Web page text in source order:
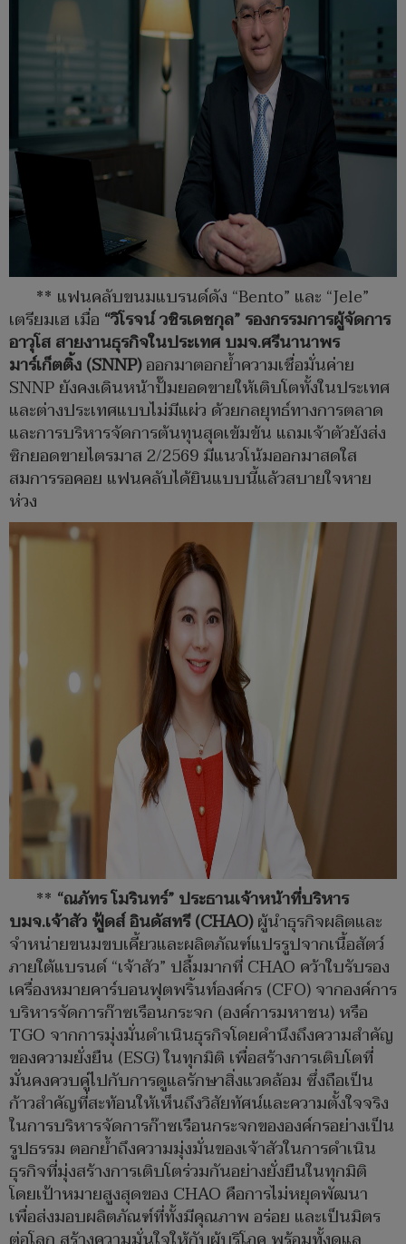
** แฟนคลับขนมแบรนด์ดัง “Bento” และ “Jele”
เตรียมเฮ เมื่อ “วิโรจน์ วชิรเดชกุล” รองกรรมการผู้จัดการ
อาวุโส สายงานธุรกิจในประเทศ บมจ.ศรีนานาพร
มาร์เก็ตติ้ง (SNNP)ออกมาตอกย้ำความเชื่อมั่นค่าย
SNNP ยังคงเดินหน้าปั๊มยอดขายให้เติบโตทั้งในประเทศ
และต่างประเทศแบบไม่มีแผ่ว ด้วยกลยุทธ์ทางการตลาด
และการบริหารจัดการต้นทุนสุดเข้มข้น แถมเจ้าตัวยังส่ง
ซิกยอดขายไตรมาส 2/2569 มีแนวโน้มออกมาสดใส
สมการรอคอย แฟนคลับได้ยินแบบนี้แล้วสบายใจหาย
ห่วง
** “ณภัทร โมรินทร์” ประธานเจ้าหน้าที่บริหาร
บมจ.เจ้าสัว ฟู้ดส์ อินดัสทรี (CHAO)ผู้นำธุรกิจผลิตและ
จำหน่ายขนมขบเคี้ยวและผลิตภัณฑ์แปรรูปจากเนื้อสัตว์
ภายใต้แบรนด์ “เจ้าสัว” ปลื้มมากที่ CHAO คว้าใบรับรอง
เครื่องหมายคาร์บอนฟุตพริ้นท์องค์กร (CFO) จากองค์การ
บริหารจัดการก๊าซเรือนกระจก (องค์การมหาชน) หรือ
TGO จากการมุ่งมั่นดำเนินธุรกิจโดยคำนึงถึงความสำคัญ
ของความยั่งยืน (ESG) ในทุกมิติ เพื่อสร้างการเติบโตที่
มั่นคงควบคู่ไปกับการดูแลรักษาสิ่งแวดล้อม ซึ่งถือเป็น
ก้าวสำคัญที่สะท้อนให้เห็นถึงวิสัยทัศน์และความตั้งใจจริง
ในการบริหารจัดการก๊าซเรือนกระจกขององค์กรอย่างเป็น
รูปธรรม ตอกย้ำถึงความมุ่งมั่นของเจ้าสัวในการดำเนิน
ธุรกิจที่มุ่งสร้างการเติบโตร่วมกันอย่างยั่งยืนในทุกมิติ
โดยเป้าหมายสูงสุดของ CHAO คือการไม่หยุดพัฒนา
เพื่อส่งมอบผลิตภัณฑ์ที่ทั้งมีคุณภาพ อร่อย และเป็นมิตร